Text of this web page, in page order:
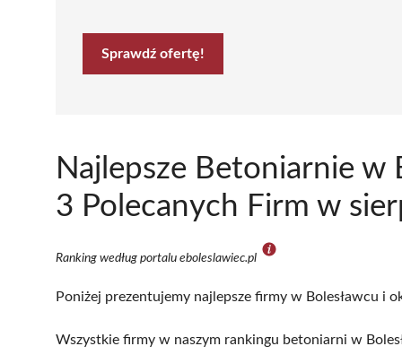
Sprawdź ofertę!
Najlepsze Betoniarnie w
3 Polecanych Firm w
Ranking według portalu eboleslawiec.pl
Poniżej prezentujemy najlepsze firmy w Bolesławcu i
Wszystkie firmy w naszym rankingu betoniarni w